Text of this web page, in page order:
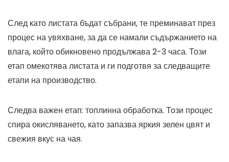
След като листата бъдат събрани, те преминават през
процес на увяхване, за да се намали съдържанието на
влага, който обикновено продължава 2-3 часа. Този
етап омекотява листата и ги подготвя за следващите
етапи на производство.
Следва важен етап: топлинна обработка. Този процес
спира окисляването, като запазва яркия зелен цвят и
свежия вкус на чая.